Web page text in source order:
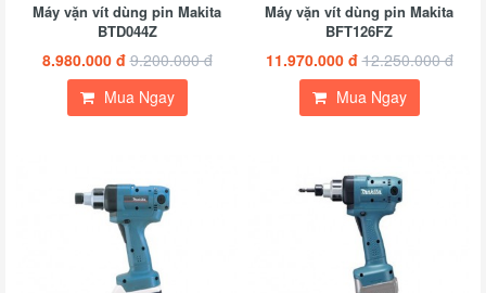
Máy vặn vít dùng pin Makita
BTD044Z
8.980.000 đ 9.200.000 đ
Mua Ngay
Máy vặn vít dùng pin Makita
BFT126FZ
11.970.000 đ 12.250.000 đ
Mua Ngay